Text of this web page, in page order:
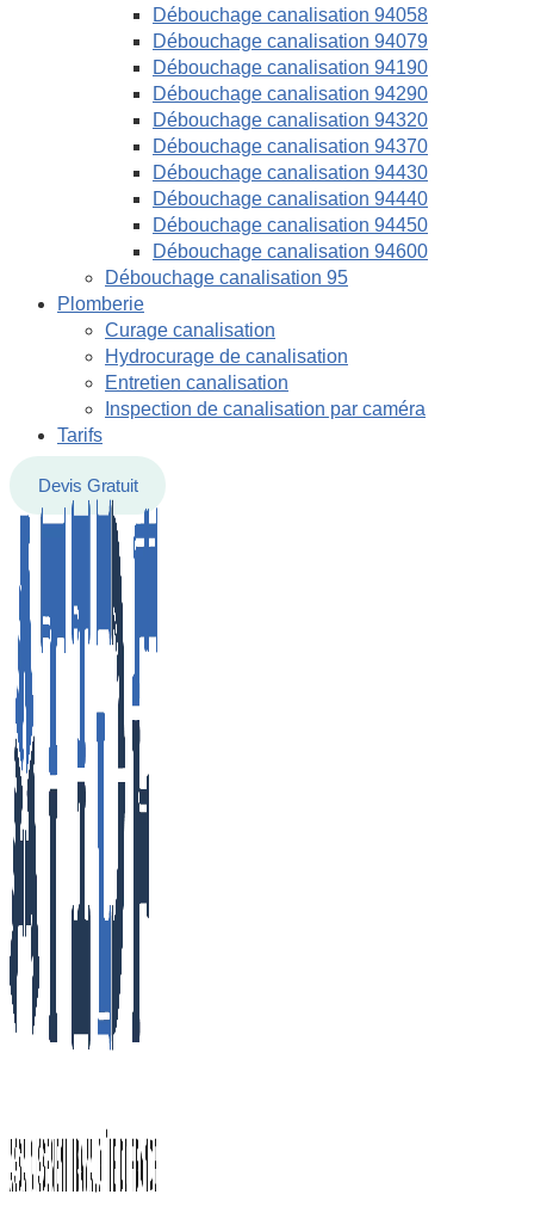
Débouchage canalisation 94058
Débouchage canalisation 94079
Débouchage canalisation 94190
Débouchage canalisation 94290
Débouchage canalisation 94320
Débouchage canalisation 94370
Débouchage canalisation 94430
Débouchage canalisation 94440
Débouchage canalisation 94450
Débouchage canalisation 94600
Débouchage canalisation 95
Plomberie
Curage canalisation
Hydrocurage de canalisation
Entretien canalisation
Inspection de canalisation par caméra
Tarifs
Devis Gratuit